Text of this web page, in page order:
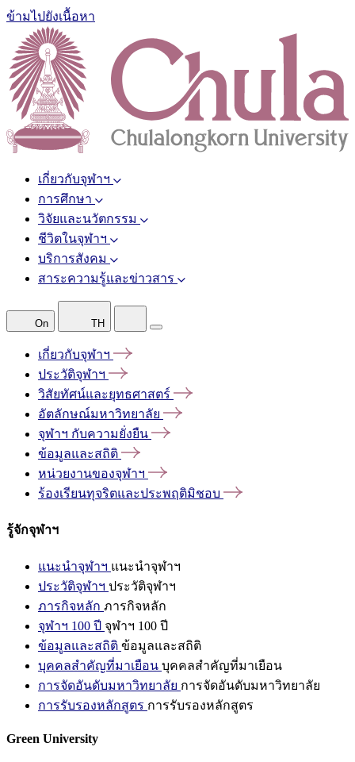
ข้ามไปยังเนื้อหา
เกี่ยวกับจุฬาฯ
การศึกษา
วิจัยและนวัตกรรม
ชีวิตในจุฬาฯ
บริการสังคม
สาระความรู้และข่าวสาร
On TH
เกี่ยวกับจุฬาฯ
ประวัติจุฬาฯ
วิสัยทัศน์และยุทธศาสตร์
อัตลักษณ์มหาวิทยาลัย
จุฬาฯ กับความยั่งยืน
ข้อมูลและสถิติ
หน่วยงานของจุฬาฯ
ร้องเรียนทุจริตและประพฤติมิชอบ
รู้จักจุฬาฯ
แนะนำจุฬาฯ แนะนำจุฬาฯ
ประวัติจุฬาฯ ประวัติจุฬาฯ
ภารกิจหลัก ภารกิจหลัก
จุฬาฯ 100 ปี จุฬาฯ 100 ปี
ข้อมูลและสถิติ ข้อมูลและสถิติ
บุคคลสำคัญที่มาเยือน บุคคลสำคัญที่มาเยือน
การจัดอันดับมหาวิทยาลัย การจัดอันดับมหาวิทยาลัย
การรับรองหลักสูตร การรับรองหลักสูตร
Green University